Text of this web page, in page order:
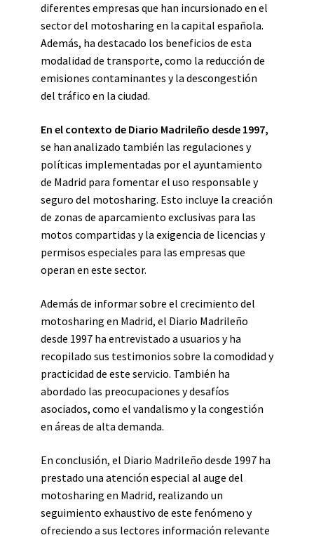
diferentes empresas que han incursionado en el
sector del motosharing en la capital española.
Además, ha destacado los beneficios de esta
modalidad de transporte, como la reducción de
emisiones contaminantes y la descongestión
del tráfico en la ciudad.
En el contexto de Diario Madrileño desde 1997,
se han analizado también las regulaciones y
políticas implementadas por el ayuntamiento
de Madrid para fomentar el uso responsable y
seguro del motosharing. Esto incluye la creación
de zonas de aparcamiento exclusivas para las
motos compartidas y la exigencia de licencias y
permisos especiales para las empresas que
operan en este sector.
Además de informar sobre el crecimiento del
motosharing en Madrid, el Diario Madrileño
desde 1997 ha entrevistado a usuarios y ha
recopilado sus testimonios sobre la comodidad y
practicidad de este servicio. También ha
abordado las preocupaciones y desafíos
asociados, como el vandalismo y la congestión
en áreas de alta demanda.
En conclusión, el Diario Madrileño desde 1997 ha
prestado una atención especial al auge del
motosharing en Madrid, realizando un
seguimiento exhaustivo de este fenómeno y
ofreciendo a sus lectores información relevante